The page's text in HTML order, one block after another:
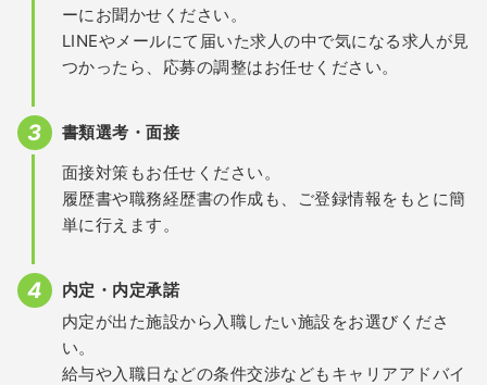
ーにお聞かせください。
LINEやメールにて届いた求人の中で気になる求人が見
つかったら、応募の調整はお任せください。
書類選考・面接
面接対策もお任せください。
履歴書や職務経歴書の作成も、ご登録情報をもとに簡
単に行えます。
内定・内定承諾
内定が出た施設から入職したい施設をお選びくださ
い。
給与や入職日などの条件交渉などもキャリアアドバイ